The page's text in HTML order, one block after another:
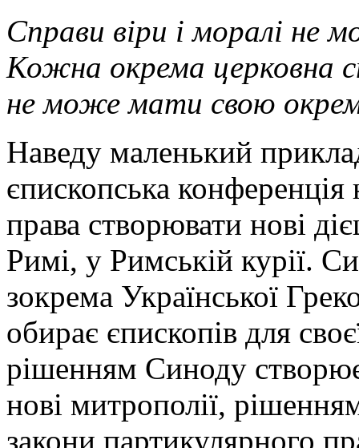
Справи віри і моралі не
Кожна окрема церковна
не може мати свою
Наведу маленький
єпископська
права створювати нові
Римі, у Римській курії.
зокрема Української
обирає єпископів для
рішенням Синоду
нові митрополії,
закони партикулярного